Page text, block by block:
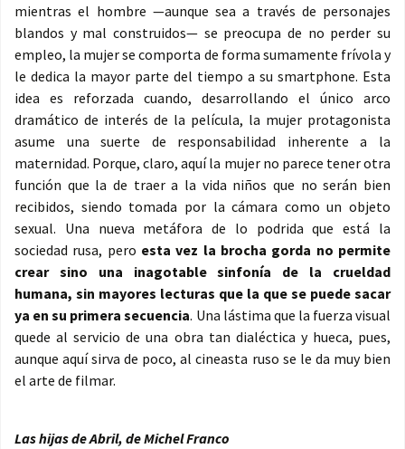
mientras el hombre —aunque sea a través de personajes
blandos y mal construidos— se preocupa de no perder su
empleo, la mujer se comporta de forma sumamente frívola y
le dedica la mayor parte del tiempo a su smartphone. Esta
idea es reforzada cuando, desarrollando el único arco
dramático de interés de la película, la mujer protagonista
asume una suerte de responsabilidad inherente a la
maternidad. Porque, claro, aquí la mujer no parece tener otra
función que la de traer a la vida niños que no serán bien
recibidos, siendo tomada por la cámara como un objeto
sexual. Una nueva metáfora de lo podrida que está la
sociedad rusa, pero esta vez la brocha gorda no permite
crear sino una inagotable sinfonía de la crueldad
humana, sin mayores lecturas que la que se puede sacar
ya en su primera secuencia. Una lástima que la fuerza visual
quede al servicio de una obra tan dialéctica y hueca, pues,
aunque aquí sirva de poco, al cineasta ruso se le da muy bien
el arte de filmar.
Las hijas de Abril, de Michel Franco